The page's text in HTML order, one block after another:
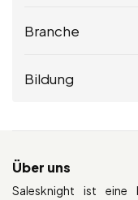
Branche
Bildung
Über uns
Salesknight ist eine